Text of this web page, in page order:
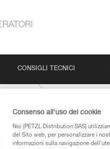
CONSIGLI TECNICI
prodotto
Consenso all'uso dei cookie
Noi (PETZL Distribution SAS)
del Sito web, per personalizzare i
informazioni sulla navigazione